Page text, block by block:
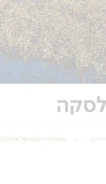
שמורות הטבע של אלסקה